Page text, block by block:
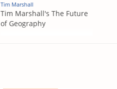
Tim Marshall
Tim Marshall's The Future
of Geography